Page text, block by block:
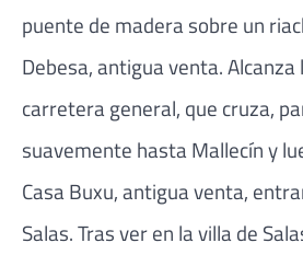
puente de madera sobre un
Debesa, antigua venta.
carretera general, que cruza,
suavemente hasta Mallecín y
Casa Buxu, antigua venta,
Salas. Tras ver en la villa de